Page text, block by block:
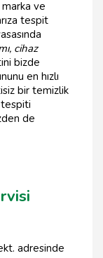
ve
tespit
cihaz
bizde
en hızlı
bir temizlik
tespiti
de
adresinde